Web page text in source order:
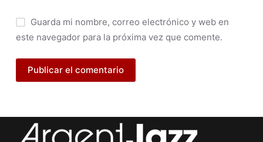
Guarda mi nombre, correo electrónico y web en
este navegador para la próxima vez que comente.
Publicar el comentario